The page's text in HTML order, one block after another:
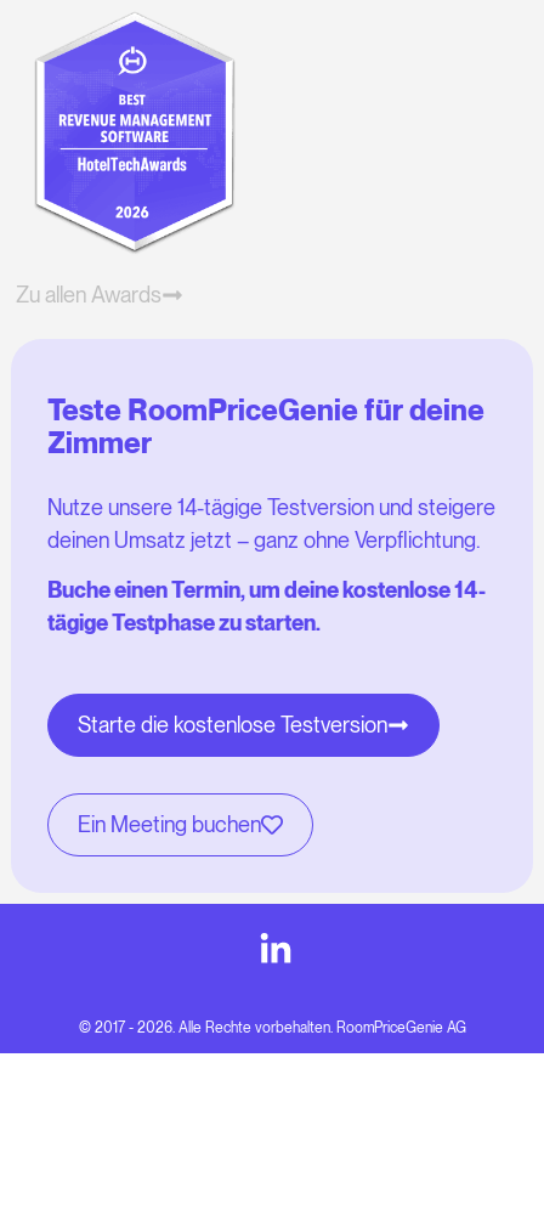
Zu allen Awards
Teste RoomPriceGenie für deine
Zimmer
Nutze unsere 14-tägige Testversion und steigere
deinen Umsatz jetzt – ganz ohne Verpflichtung.
Buche einen Termin, um deine kostenlose 14-
tägige Testphase zu starten.
Starte die kostenlose Testversion
Ein Meeting buchen
© 2017 - 2026. Alle Rechte vorbehalten. RoomPriceGenie AG